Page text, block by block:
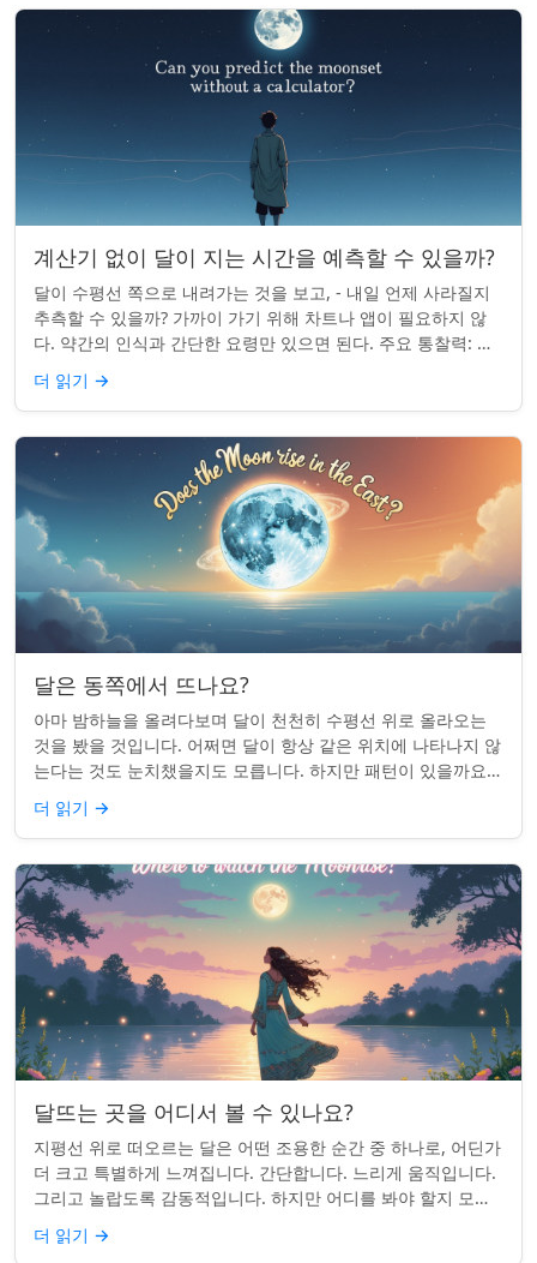
계산기 없이 달이 지는 시간을 예측할 수 있을까?
달이 수평선 쪽으로 내려가는 것을 보고, - 내일 언제 사라질지
추측할 수 있을까? 가까이 가기 위해 차트나 앱이 필요하지 않
다. 약간의 인식과 간단한 요령만 있으면 된다. 주요 통찰력: 오
늘의 달 뜨는 시간을 알고...
더 읽기 →
달은 동쪽에서 뜨나요?
아마 밤하늘을 올려다보며 달이 천천히 수평선 위로 올라오는
것을 봤을 것입니다. 어쩌면 달이 항상 같은 위치에 나타나지 않
는다는 것도 눈치챘을지도 모릅니다. 하지만 패턴이 있을까요?
달은 정말 매번 동쪽에서 뜰까요?...
더 읽기 →
달뜨는 곳을 어디서 볼 수 있나요?
지평선 위로 떠오르는 달은 어떤 조용한 순간 중 하나로, 어딘가
더 크고 특별하게 느껴집니다. 간단합니다. 느리게 움직입니다.
그리고 놀랍도록 감동적입니다. 하지만 어디를 봐야 할지 모르
면 잡기 쉽지 않을 수 있습니...
더 읽기 →